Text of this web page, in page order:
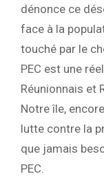
dénonce ce
face à la
touché par le
PEC est une
Réunionnais et
Notre île,
lutte contre la
que jamais
PEC.